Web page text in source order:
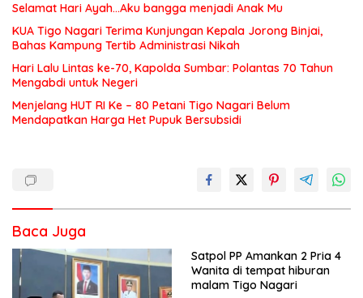
Selamat Hari Ayah…Aku bangga menjadi Anak Mu
KUA Tigo Nagari Terima Kunjungan Kepala Jorong Binjai,
Bahas Kampung Tertib Administrasi Nikah
Hari Lalu Lintas ke-70, Kapolda Sumbar: Polantas 70 Tahun
Mengabdi untuk Negeri
Menjelang HUT RI Ke – 80 Petani Tigo Nagari Belum
Mendapatkan Harga Het Pupuk Bersubsidi
Baca Juga
Satpol PP Amankan 2 Pria 4
Wanita di tempat hiburan
malam Tigo Nagari